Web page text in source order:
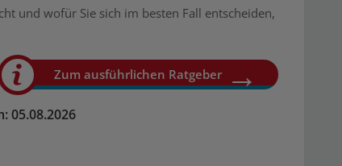
und wofür Sie sich im besten Fall entscheiden,
Zum ausführlichen Ratgeber
05.08.2026